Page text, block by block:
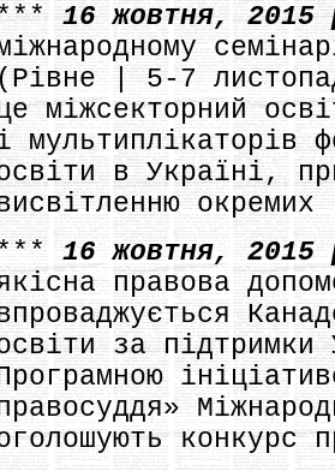
16 жовтня,
| 5-7
міжсекторний
мультиплікаторів
в Україні,
16 жовтня,
правова
за